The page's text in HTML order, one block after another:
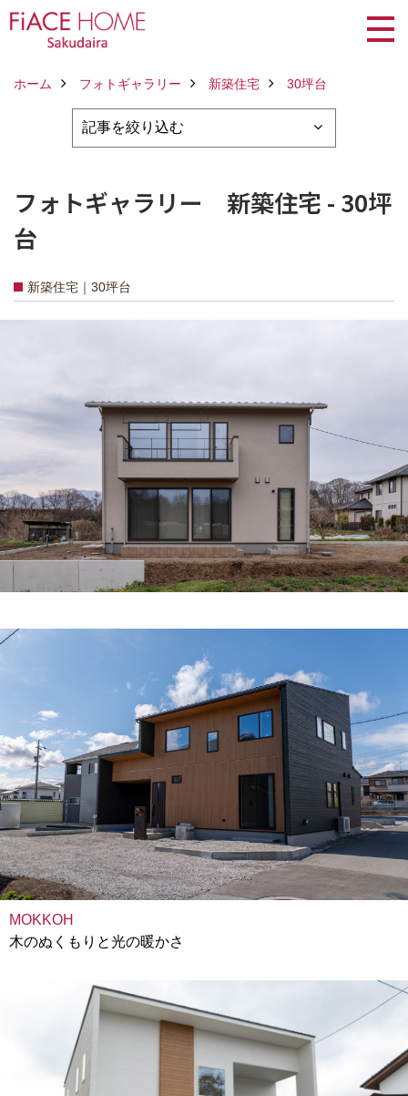
ホーム フォトギャラリー 新築住宅 30坪台
フォトギャラリー 新築住宅 - 30坪
台
新築住宅｜30坪台
MOKKOH
木のぬくもりと光の暖かさ